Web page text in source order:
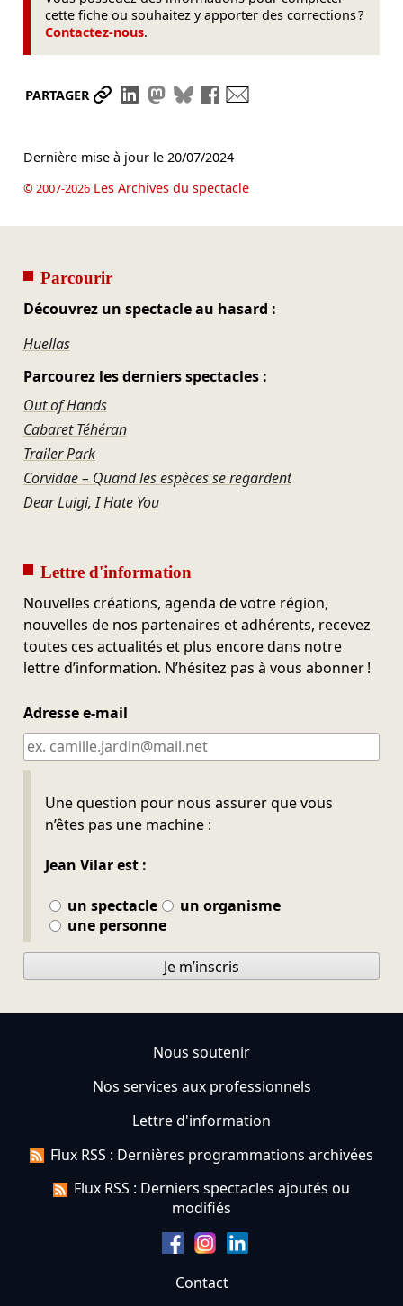
cette fiche ou souhaitez y apporter des corrections ?
Contactez-nous.
PARTAGER Partager le lien
Partager sur LinkedIn
Partager sur Mastodon
Partager sur Bluesky
Partager sur Facebook
Dernière mise à jour le 20/07/2024
© 2007-2026Les Archives du spectacle
Parcourir
Découvrez un spectacle au hasard :
Huellas
Parcourez les derniers spectacles :
Out of Hands
Cabaret Téhéran
Trailer Park
Corvidae – Quand les espèces se regardent
Dear Luigi, I Hate You
Lettre d'information
Nouvelles créations, agenda de votre région,
nouvelles de nos partenaires et adhérents, recevez
toutes ces actualités et plus encore dans notre
lettre d’information. N’hésitez pas à vous abonner !
Adresse e-mail
Une question pour nous assurer que vous
n’êtes pas une machine :
Jean Vilar est :
un spectacle
un organisme
une personne
Ne pas remplir
Je m’inscris
Nous soutenir
Nos services aux professionnels
Lettre d'information
Flux RSS : Dernières programmations archivées
Flux RSS : Derniers spectacles ajoutés ou
modifiés
Contact